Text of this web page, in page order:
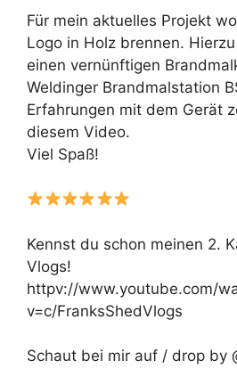
Für mein aktuelles Projekt
Logo in Holz brennen.
einen vernünftigen
Weldinger Brandmalstation
Erfahrungen mit dem Gerät
diesem Video.
Viel Spaß!
Kennst du schon meinen 2.
Vlogs!
httpv://www.youtube.com/
v=c/FranksShedVlogs
Schaut bei mir auf / drop by